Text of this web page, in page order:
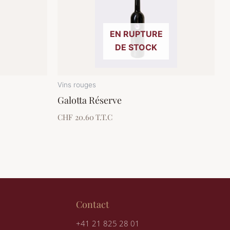
EN RUPTURE
DE STOCK
Vins rouges
Galotta Réserve
CHF 20.60 T.T.C
Contact
+41 21 825 28 01